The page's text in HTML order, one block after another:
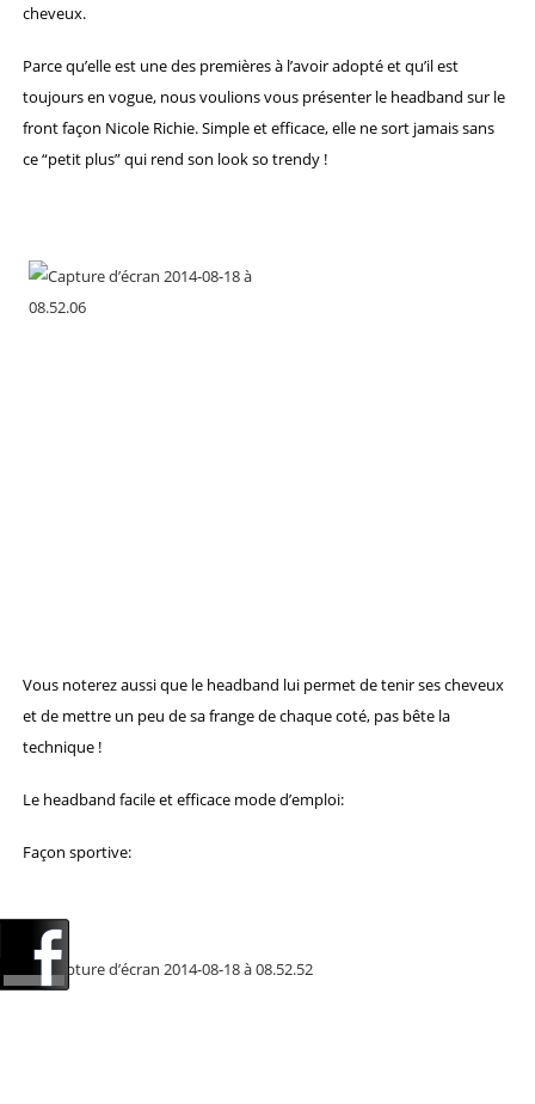
cheveux.
Parce qu’elle est une des premières à l’avoir adopté et qu’il est
toujours en vogue, nous voulions vous présenter le headband sur le
front façon Nicole Richie. Simple et efficace, elle ne sort jamais sans
ce “petit plus” qui rend son look so trendy !
Vous noterez aussi que le headband lui permet de tenir ses cheveux
et de mettre un peu de sa frange de chaque coté, pas bête la
technique !
Le headband facile et efficace mode d’emploi:
Façon sportive: